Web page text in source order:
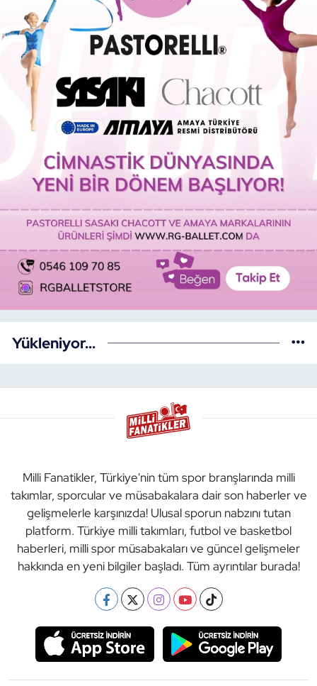
Yükleniyor...
Milli Fanatikler, Türkiye'nin tüm spor branşlarında milli
takımlar, sporcular ve müsabakalara dair son haberler ve
gelişmelerle karşınızda! Ulusal sporun nabzını tutan
platform. Türkiye milli takımları, futbol ve basketbol
haberleri, milli spor müsabakaları ve güncel gelişmeler
hakkında en yeni bilgiler başladı. Tüm ayrıntılar burada!